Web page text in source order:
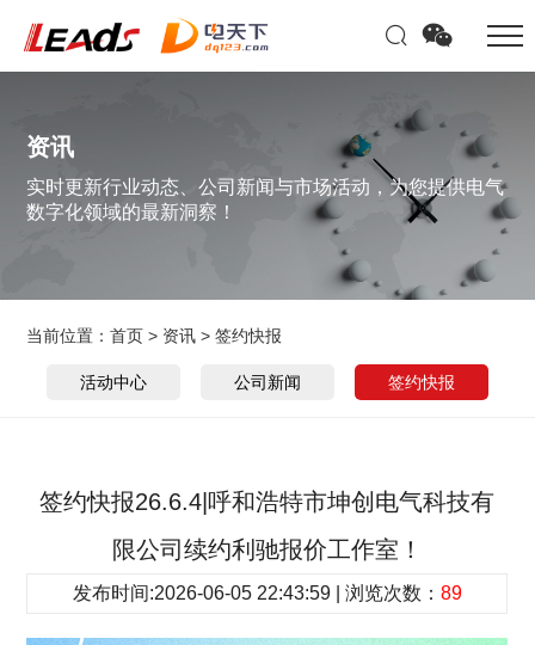
资讯
实时更新行业动态、公司新闻与市场活动，为您提供电气
数字化领域的最新洞察！
当前位置：首页 > 资讯 >签约快报
活动中心 公司新闻 签约快报
签约快报26.6.4|呼和浩特市坤创电气科技有
限公司续约利驰报价工作室！
发布时间:2026-06-05 22:43:59 | 浏览次数： 89